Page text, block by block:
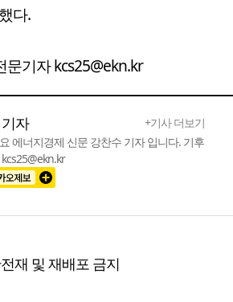
다.
문기자 kcs25@ekn.kr
자
+기사 더보기
에너지경제 신문 강찬수 기자 입니다. 기후
재 및 재배포 금지